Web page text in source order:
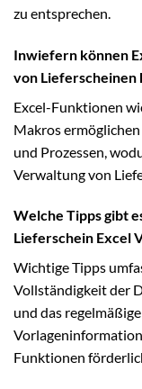
zu entsprechen.
Inwiefern können
von Lieferscheinen
Excel-Funktionen
Makros
und Prozessen,
Verwaltung von
Welche Tipps gibt
Lieferschein Excel
Wichtige Tipps
Vollständigkeit der
und das
Funktionen